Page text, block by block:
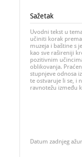
Sažetak
Uvodni tekst u
učiniti korak
muzeja i baštine s
kao sve rašireniji
pozitivnim
oblikovanja.
stupnjeve odnosa
te ostvaruje li se, i
ravnotežu između
Datum zadnjeg